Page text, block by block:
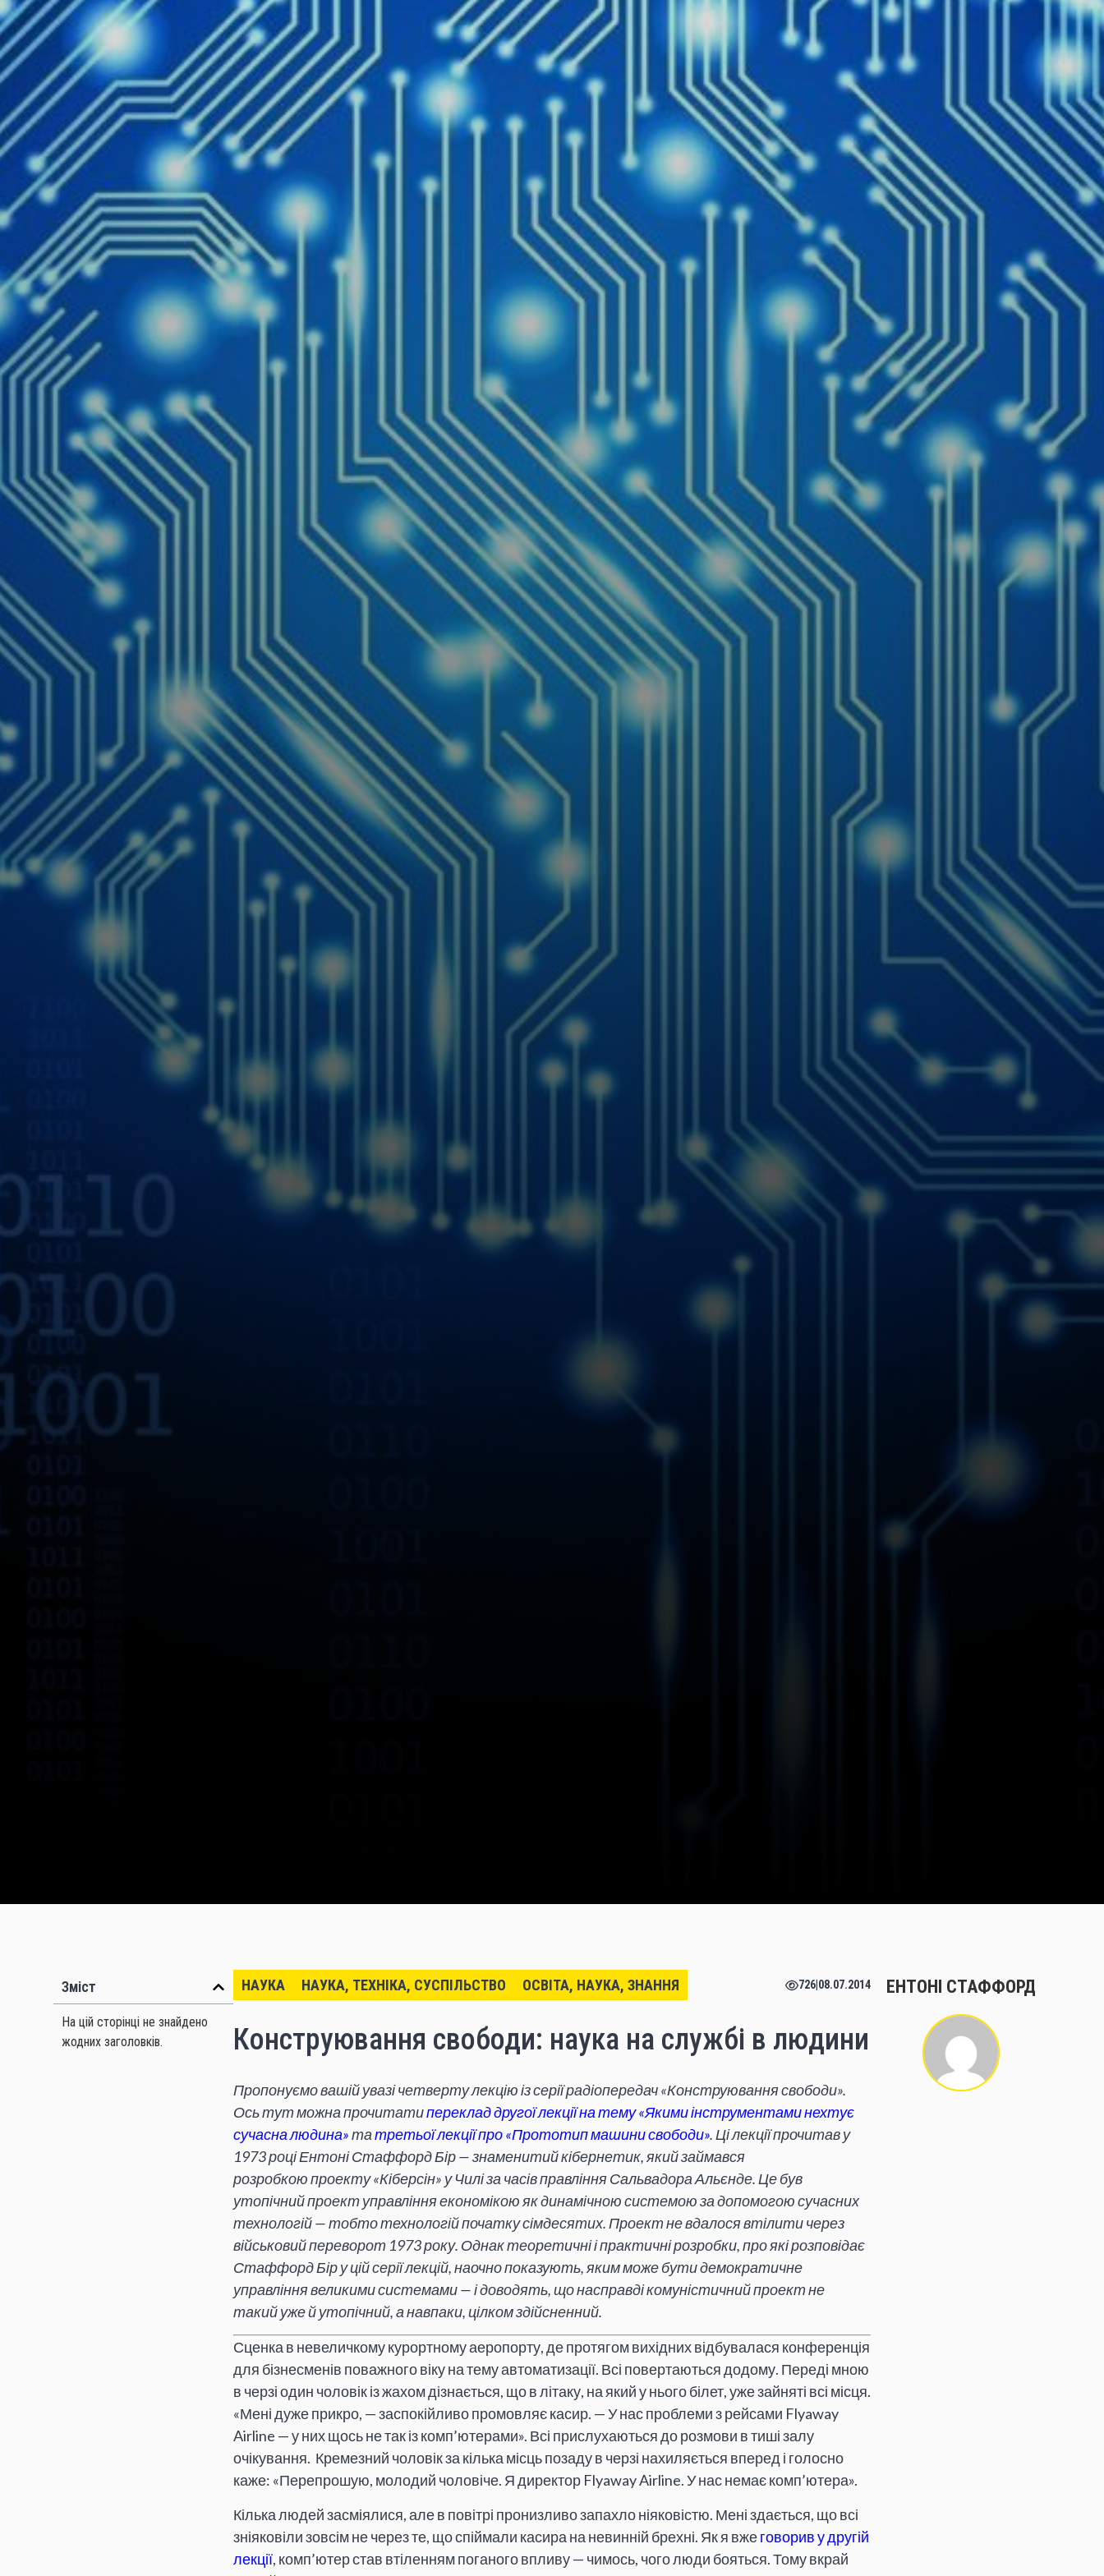
Зміст
На цій сторінці не знайдено
жодних заголовків.
НАУКА НАУКА, ТЕХНІКА, СУСПІЛЬСТВО ОСВІТА, НАУКА, ЗНАННЯ 726 08.07.2014
Конструювання свободи: наука на службі в людини
Пропонуємо вашій увазі четверту лекцію із серії радіопередач «Конструювання свободи».
Ось тут можна прочитатипереклад другої лекції на тему «Якими інструментами нехтує
сучасна людина»татретьої лекції про «Прототип машини свободи». Ці лекції прочитав у
1973 році Ентоні Стаффорд Бір — знаменитий кібернетик, який займався
розробкою проекту «Кіберсін» у Чилі за часів правління Сальвадора Альєнде. Це був
утопічний проект управління економікою як динамічною системою за допомогою сучасних
технологій — тобто технологій початку сімдесятих. Проект не вдалося втілити через
військовий переворот 1973 року. Однак теоретичні і практичні розробки, про які розповідає
Стаффорд Бір у цій серії лекцій, наочно показують, яким може бути демократичне
управління великими системами — і доводять, що насправді комуністичний проект не
такий уже й утопічний, а навпаки, цілком здійсненний.
Сценка в невеличкому курортному аеропорту, де протягом вихідних відбувалася конференція
для бізнесменів поважного віку на тему автоматизації. Всі повертаються додому. Переді мною
в черзі один чоловік із жахом дізнається, що в літаку, на який у нього білет, уже зайняті всі місця.
«Мені дуже прикро, — заспокійливо промовляє касир. — У нас проблеми з рейсами Flyaway
Airline — у них щось не так із комп’ютерами». Всі прислухаються до розмови в тиші залу
очікування. Кремезний чоловік за кілька місць позаду в черзі нахиляється вперед і голосно
каже: «Перепрошую, молодий чоловіче. Я директор Flyaway Airline. У нас немає комп’ютера».
Кілька людей засміялися, але в повітрі пронизливо запахло ніяковістю. Мені здається, що всі
зніяковіли зовсім не через те, що спіймали касира на невинній брехні. Як я вжеговорив у другій
лекції, комп’ютер став втіленням поганого впливу — чимось, чого люди бояться. Тому вкрай
ЕНТОНІ СТАФФОРД